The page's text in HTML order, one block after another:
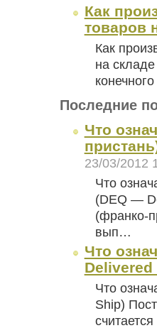
Как
товаров
Как
на
Последние
Что
23/03/2012
Что
(DEQ —
(франко-
вып…
Что
Delivered
Что
Ship)